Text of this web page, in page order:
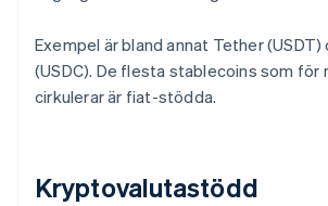
Exempel är bland annat Tether (USDT)
(USDC). De flesta stablecoins som för
cirkulerar är fiat-stödda.
Kryptovalutastödd